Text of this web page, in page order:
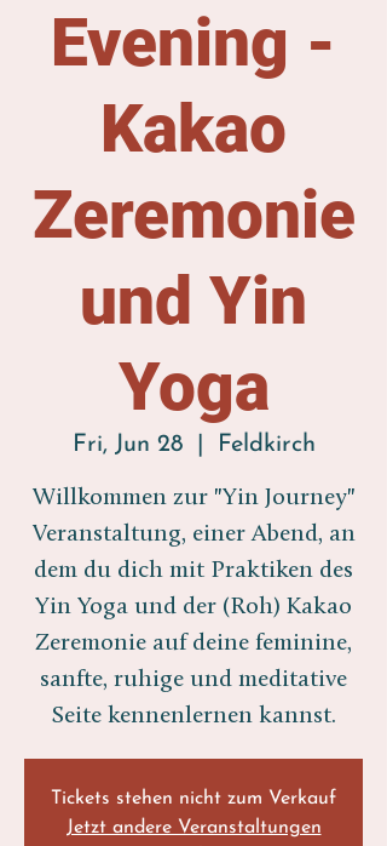
Evening -
Kakao
Zeremonie
und Yin
Yoga
Fri, Jun 28
  |
Feldkirch
Willkommen zur "Yin Journey"
Veranstaltung, einer Abend, an
dem du dich mit Praktiken des
Yin Yoga und der (Roh) Kakao
Zeremonie auf deine feminine,
sanfte, ruhige und meditative
Seite kennenlernen kannst.
Tickets stehen nicht zum Verkauf
Jetzt andere Veranstaltungen